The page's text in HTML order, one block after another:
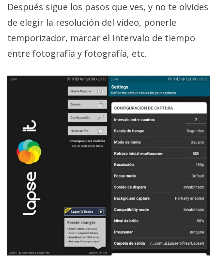
Después sigue los pasos que ves, y no te olvides
de elegir la resolución del vídeo, ponerle
temporizador, marcar el intervalo de tiempo
entre fotografía y fotografía, etc.